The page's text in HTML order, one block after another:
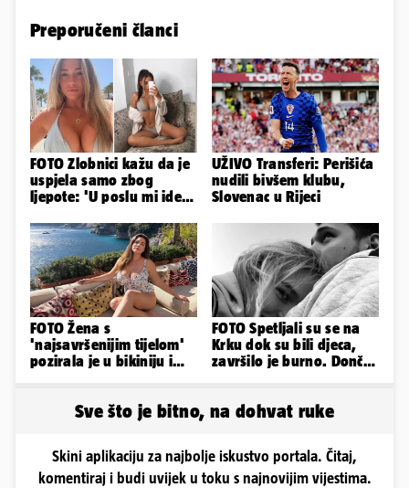
Preporučeni članci
FOTO Zlobnici kažu da je
uspjela samo zbog
ljepote: 'U poslu mi ide
UŽIVO Transferi: Perišića
nudili bivšem klubu,
Slovenac u Rijeci
FOTO Žena s
'najsavršenijim tijelom'
pozirala je u bikiniju i
FOTO Spetljali su se na
Krku dok su bili djeca,
završilo je burno. Dončić
Sve što je bitno, na dohvat ruke
Skini aplikaciju za najbolje iskustvo portala. Čitaj,
komentiraj i budi uvijek u toku s najnovijim vijestima.